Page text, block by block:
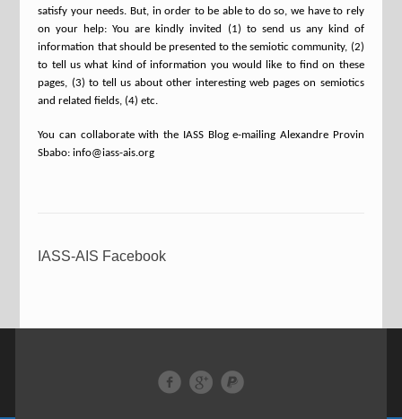
satisfy your needs. But, in order to be able to do so, we have to rely
on your help: You are kindly invited (1) to send us any kind of
information that should be presented to the semiotic community, (2)
to tell us what kind of information you would like to find on these
pages, (3) to tell us about other interesting web pages on semiotics
and related fields, (4) etc.
You can collaborate with the IASS Blog e-mailing Alexandre Provin
Sbabo: info@iass-ais.org
IASS-AIS Facebook